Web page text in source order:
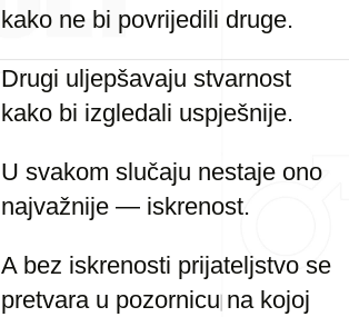
kako ne bi povrijedili druge.
Drugi uljepšavaju stvarnost
kako bi izgledali uspješnije.
U svakom slučaju nestaje ono
najvažnije — iskrenost.
A bez iskrenosti prijateljstvo se
pretvara u pozornicu na kojoj